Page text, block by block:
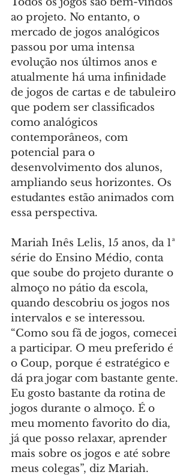
ao projeto. No entanto, o
mercado de jogos analógicos
passou por uma intensa
evolução nos últimos anos e
atualmente há uma infinidade
de jogos de cartas e de tabuleiro
que podem ser classificados
como analógicos
contemporâneos, com
potencial para o
desenvolvimento dos alunos,
ampliando seus horizontes. Os
estudantes estão animados com
essa perspectiva.
Mariah Inês Lelis, 15 anos, da 1ª
série do Ensino Médio, conta
que soube do projeto durante o
almoço no pátio da escola,
quando descobriu os jogos nos
intervalos e se interessou.
“Como sou fã de jogos, comecei
a participar. O meu preferido é
o Coup, porque é estratégico e
dá pra jogar com bastante gente.
Eu gosto bastante da rotina de
jogos durante o almoço. É o
meu momento favorito do dia,
já que posso relaxar, aprender
mais sobre os jogos e até sobre
meus colegas”, diz Mariah.